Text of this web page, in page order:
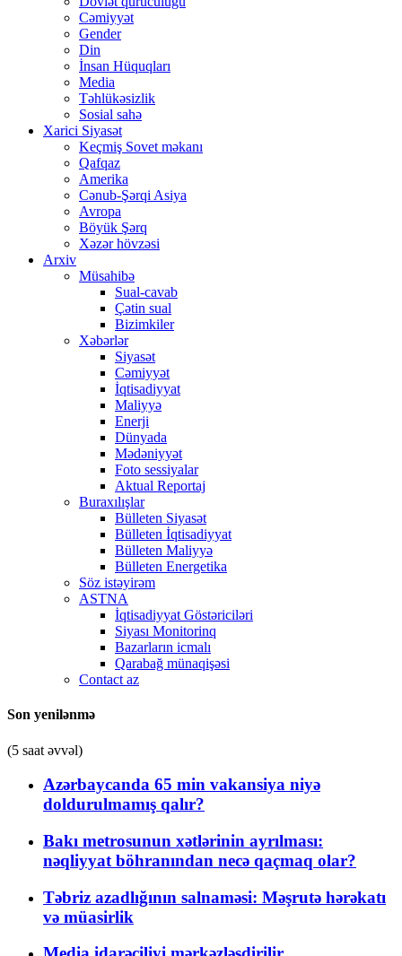
Cəmiyyət
Gender
Din
İnsan Hüquqları
Media
Təhlükəsizlik
Sosial sahə
Xarici Siyasət
Keçmiş Sovet məkanı
Qafqaz
Amerika
Cənub-Şərqi Asiya
Avropa
Böyük Şərq
Xəzər hövzəsi
Arxiv
Müsahibə
Sual-cavab
Çətin sual
Bizimkiler
Xəbərlər
Siyasət
Cəmiyyət
İqtisadiyyat
Maliyyə
Enerji
Dünyada
Mədəniyyət
Foto sessiyalar
Aktual Reportaj
Buraxılışlar
Bülleten Siyasət
Bülleten İqtisadiyyat
Bülleten Maliyyə
Bülleten Energetika
Söz istəyirəm
ASTNA
İqtisadiyyat Göstəriciləri
Siyası Monitorinq
Bazarların icmalı
Qarabağ münaqişəsi
Contact az
Son yenilənmə
(5 saat əvvəl)
Azərbaycanda 65 min vakansiya niyə
doldurulmamış qalır?
Bakı metrosunun xətlərinin ayrılması:
nəqliyyat böhranından necə qaçmaq olar?
Təbriz azadlığının salnaməsi: Məşrutə hərəkatı
və müasirlik